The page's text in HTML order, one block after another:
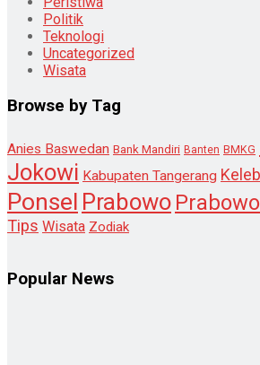
Politik
Teknologi
Uncategorized
Wisata
Browse by Tag
Anies Baswedan Bank Mandiri Banten BMKG
Jokowi Kabupaten Tangerang
Ponsel Prabowo
Tips Wisata Zodiak
Popular News